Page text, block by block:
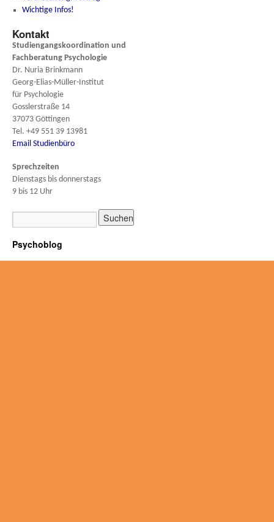
Wichtige Infos!
Kontakt
Studiengangskoordination und
Fachberatung Psychologie
Dr. Nuria Brinkmann
Georg-Elias-Müller-Institut
für Psychologie
Gosslerstraße 14
37073 Göttingen
Tel. +49 551 39 13981
Email Studienbüro
Sprechzeiten
Dienstags bis donnerstags
9 bis 12 Uhr
Psychoblog